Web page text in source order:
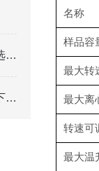
微孔板离心机的转子材质如何选择？
微孔板离心机使用时要遵守以下要求
名称
样品容
最大转
最大离
转速可
最大温